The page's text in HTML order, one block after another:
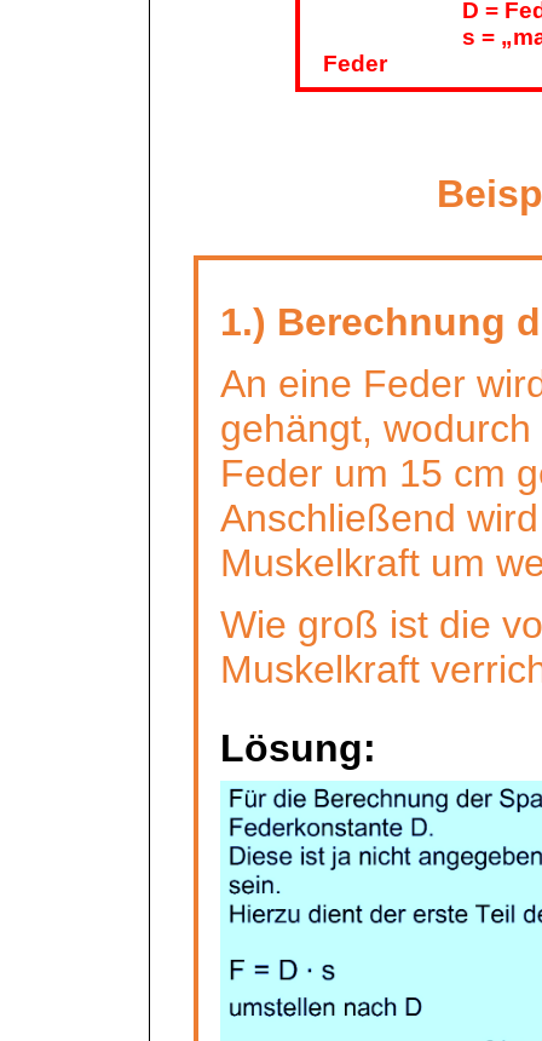
D =
s =
Feder
1.) Berechnung
An eine Feder
gehängt, wodurch
Feder um 15 cm
Anschließend
Muskelkraft um
Wie groß ist die
Muskelkraft
Lösung: